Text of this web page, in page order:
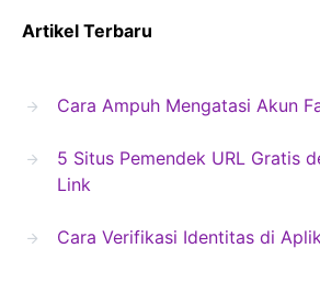
Artikel Terbaru
Cara Ampuh Mengatasi Akun
5 Situs Pemendek URL Gratis
Link
Cara Verifikasi Identitas di